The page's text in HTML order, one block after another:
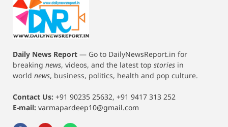
Daily News Report — Go to DailyNewsReport.in for
breaking news, videos, and the latest top stories in
world news, business, politics, health and pop culture.
Contact Us: +91 90235 25632, +91 9417 313 252
E-mail: varmapardeep10@gmail.com